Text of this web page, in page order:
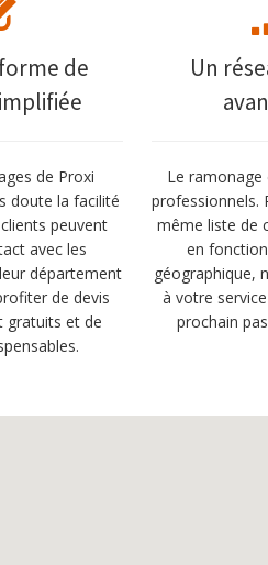
de
de Proxi
doute la facilité
peuvent
avec les
département
de devis
gratuits et de
Un
Le ramonage
professionnels.
même liste de
en
géographique,
à votre
prochain